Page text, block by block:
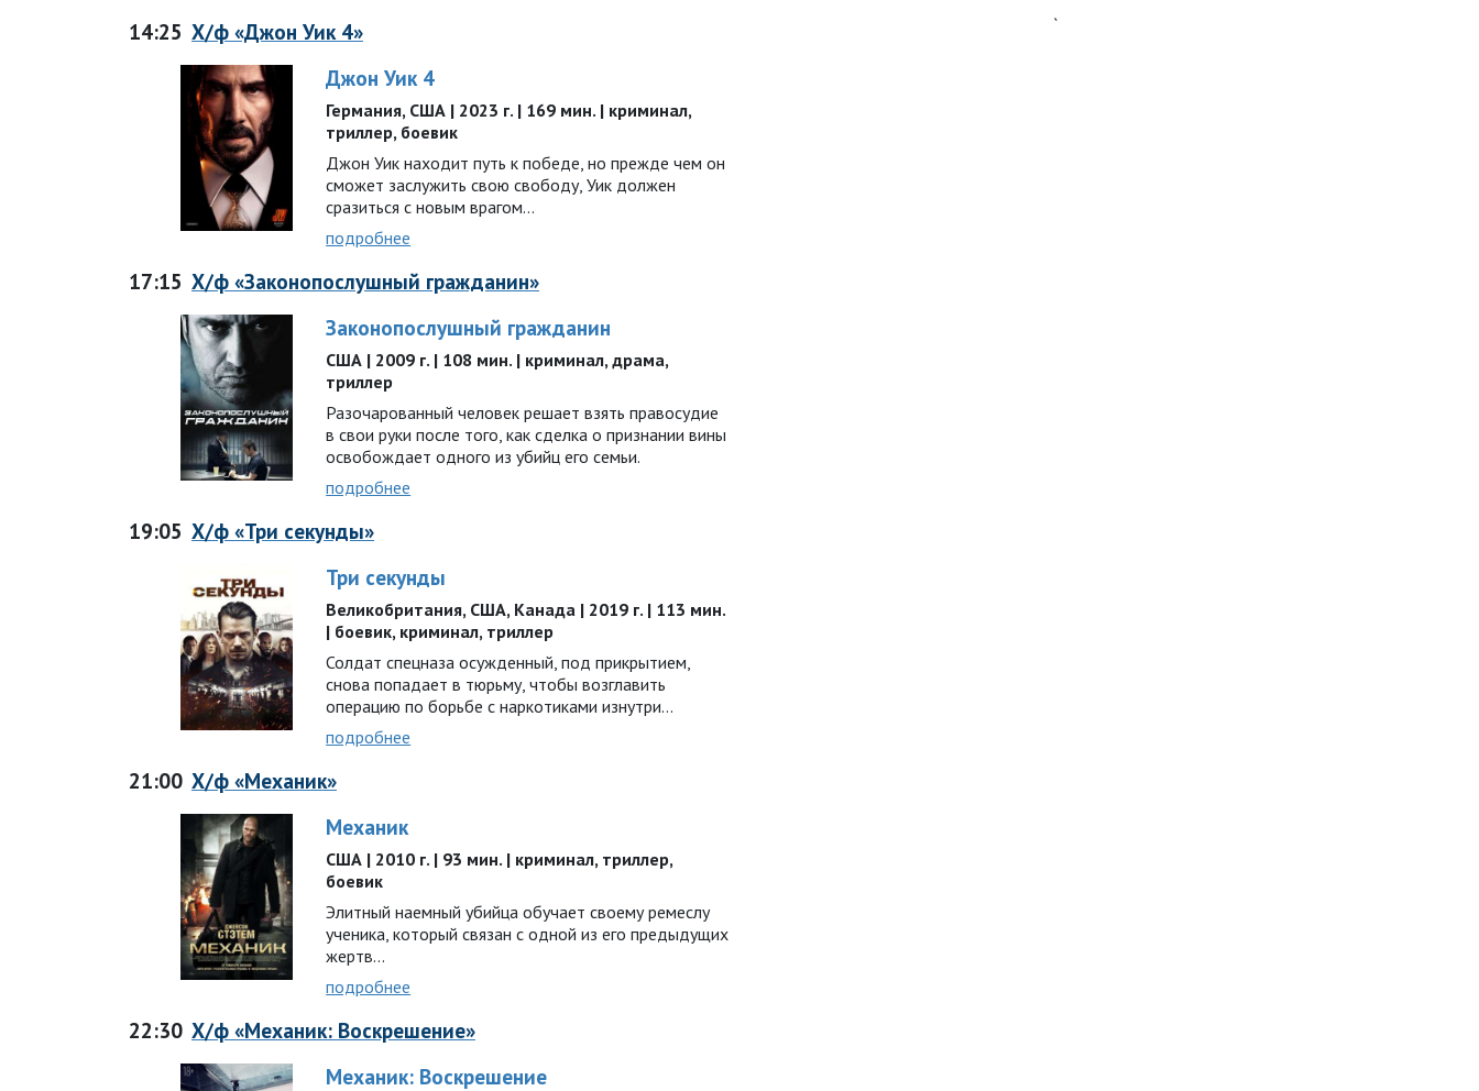
14:25 Х/ф «Джон Уик 4»
Джон Уик 4
Германия, США | 2023 г. | 169 мин. | криминал,
триллер, боевик
Джон Уик находит путь к победе, но прежде чем он
сможет заслужить свою свободу, Уик должен
сразиться с новым врагом…
подробнее
17:15 Х/ф «Законопослушный гражданин»
Законопослушный гражданин
США | 2009 г. | 108 мин. | криминал, драма,
триллер
Разочарованный человек решает взять правосудие
в свои руки после того, как сделка о признании вины
освобождает одного из убийц его семьи.
подробнее
19:05 Х/ф «Три секунды»
Три секунды
Великобритания, США, Канада | 2019 г. | 113 мин.
| боевик, криминал, триллер
Солдат спецназа осужденный, под прикрытием,
снова попадает в тюрьму, чтобы возглавить
операцию по борьбе с наркотиками изнутри…
подробнее
21:00 Х/ф «Механик»
Механик
США | 2010 г. | 93 мин. | криминал, триллер,
боевик
Элитный наемный убийца обучает своему ремеслу
ученика, который связан с одной из его предыдущих
жертв…
подробнее
22:30 Х/ф «Механик: Воскрешение»
Механик: Воскрешение
`